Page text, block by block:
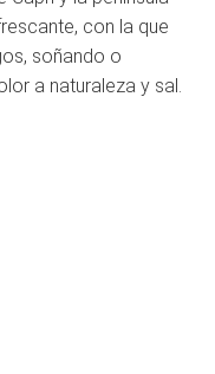
con la que
soñando o
a naturaleza y sal.